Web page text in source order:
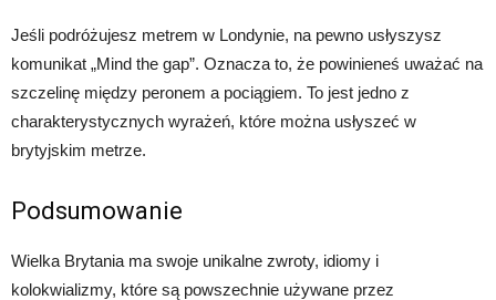
Jeśli podróżujesz metrem w Londynie, na pewno usłyszysz
komunikat „Mind the gap”. Oznacza to, że powinieneś uważać na
szczelinę między peronem a pociągiem. To jest jedno z
charakterystycznych wyrażeń, które można usłyszeć w
brytyjskim metrze.
Podsumowanie
Wielka Brytania ma swoje unikalne zwroty, idiomy i
kolokwializmy, które są powszechnie używane przez